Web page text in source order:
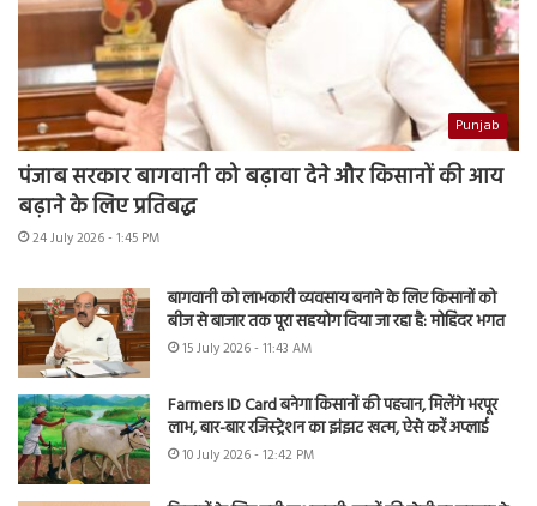
Punjab
पंजाब सरकार बागवानी को बढ़ावा देने और किसानों की आय
बढ़ाने के लिए प्रतिबद्ध
24 July 2026 - 1:45 PM
बागवानी को लाभकारी व्यवसाय बनाने के लिए किसानों को
बीज से बाजार तक पूरा सहयोग दिया जा रहा है: मोहिंदर भगत
15 July 2026 - 11:43 AM
Farmers ID Card बनेगा किसानों की पहचान, मिलेंगे भरपूर
लाभ, बार-बार रजिस्ट्रेशन का झंझट खत्म, ऐसे करें अप्लाई
10 July 2026 - 12:42 PM